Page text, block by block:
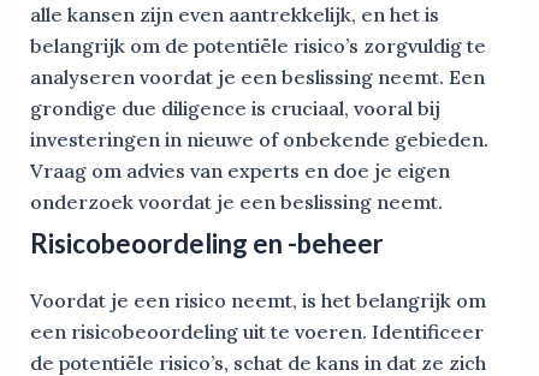
alle kansen zijn even aantrekkelijk, en het is
belangrijk om de potentiële risico’s zorgvuldig te
analyseren voordat je een beslissing neemt. Een
grondige due diligence is cruciaal, vooral bij
investeringen in nieuwe of onbekende gebieden.
Vraag om advies van experts en doe je eigen
onderzoek voordat je een beslissing neemt.
Risicobeoordeling en -beheer
Voordat je een risico neemt, is het belangrijk om
een risicobeoordeling uit te voeren. Identificeer
de potentiële risico’s, schat de kans in dat ze zich